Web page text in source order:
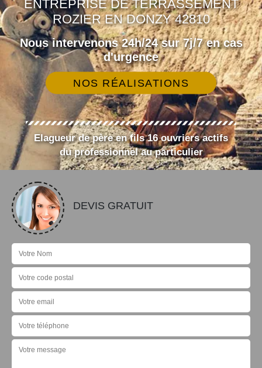
ENTREPRISE DE TERRASSEMENT
ROZIER EN DONZY 42810
Nous intervenons 24h/24 sur 7j/7 en cas
d'urgence
NOS RÉALISATIONS
Elagueur de père en fils 16 ouvriers actifs
du professionnel au particulier
DEVIS GRATUIT